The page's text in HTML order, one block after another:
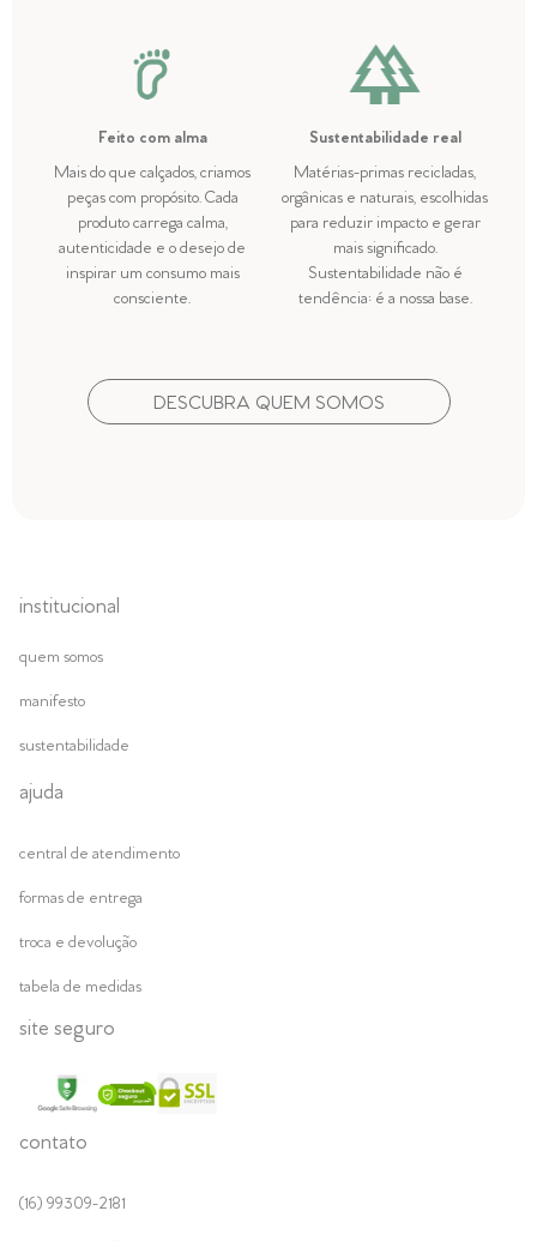
Feito com alma
Mais do que calçados, criamos
peças com propósito. Cada
produto carrega calma,
autenticidade e o desejo de
inspirar um consumo mais
consciente.
Sustentabilidade real
Matérias-primas recicladas,
orgânicas e naturais, escolhidas
para reduzir impacto e gerar
mais significado.
Sustentabilidade não é
tendência: é a nossa base.
DESCUBRA QUEM SOMOS
institucional
quem somos
manifesto
sustentabilidade
ajuda
central de atendimento
formas de entrega
troca e devolução
tabela de medidas
site seguro
contato
(16) 99309-2181